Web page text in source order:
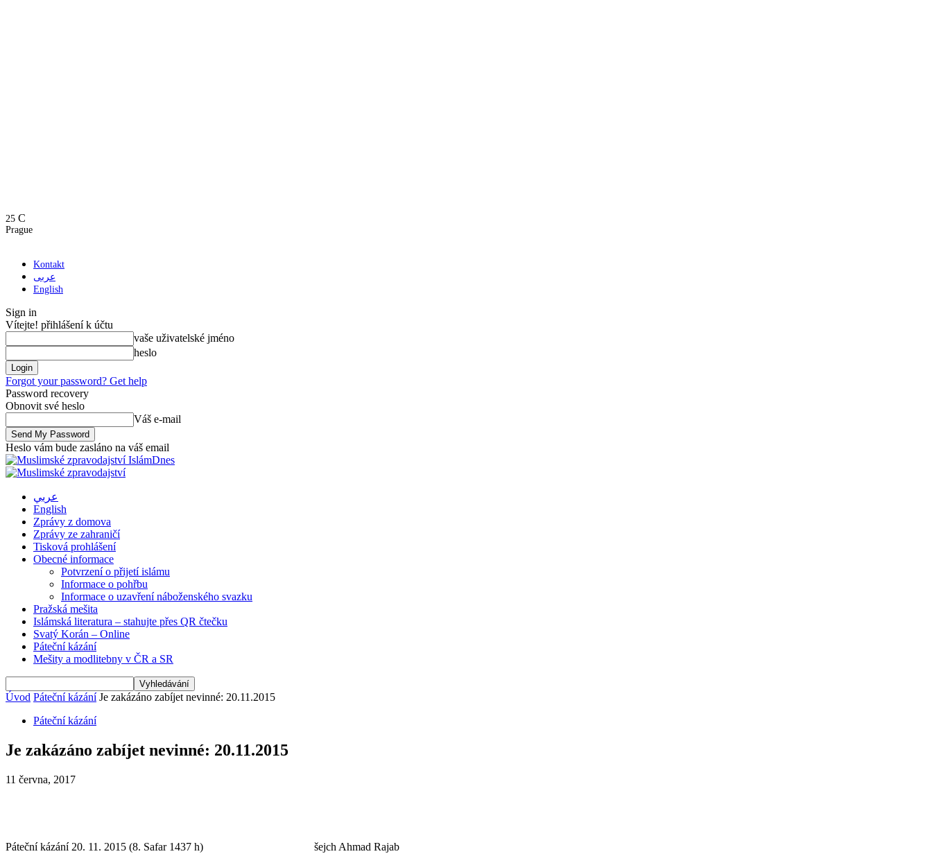
25 C
Prague
Kontakt
عربى
English
Sign in
Vítejte! přihlášení k účtu
vaše uživatelské jméno
heslo
Forgot your password? Get help
Password recovery
Obnovit své heslo
Váš e-mail
Heslo vám bude zasláno na váš email
IslámDnes
عربي
English
Zprávy z domova
Zprávy ze zahraničí
Tisková prohlášení
Obecné informace
Potvrzení o přijetí islámu
Informace o pohřbu
Informace o uzavření náboženského svazku
Pražská mešita
Islámská literatura – stahujte přes QR čtečku
Svatý Korán – Online
Páteční kázání
Mešity a modlitebny v ČR a SR
Úvod Páteční kázání Je zakázáno zabíjet nevinné: 20.11.2015
Páteční kázání
Je zakázáno zabíjet nevinné: 20.11.2015
11 června, 2017
Páteční kázání 20. 11. 2015 (8. Safar 1437 h) šejch Ahmad Rajab